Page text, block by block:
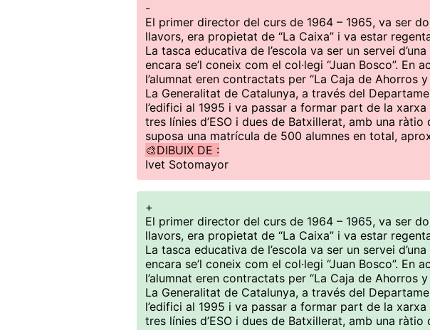
-
El primer director del curs de 1964 – 1965, va ser
llavors, era propietat de “La Caixa” i va estar
La tasca educativa de l’escola va ser un servei
encara se’l coneix com el col·legi “Juan Bosco”. En
l’alumnat eren contractats per “La Caja de Ahorros
La Generalitat de Catalunya, a través del
l’edifici al 1995 i va passar a formar part de la
tres línies d’ESO i dues de Batxillerat, amb una
suposa una matrícula de 500 alumnes en total,
🎨DIBUIX DE :
Ivet Sotomayor
+
El primer director del curs de 1964 – 1965, va ser
llavors, era propietat de “La Caixa” i va estar
La tasca educativa de l’escola va ser un servei
encara se’l coneix com el col·legi “Juan Bosco”. En
l’alumnat eren contractats per “La Caja de Ahorros
La Generalitat de Catalunya, a través del
l’edifici al 1995 i va passar a formar part de la
tres línies d’ESO i dues de Batxillerat, amb una